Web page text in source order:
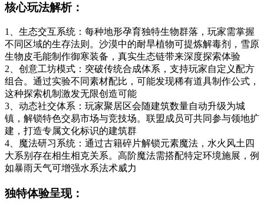
核心玩法解析：
1、生态交互系统：每种地形孕育独特生物群落，玩家需掌握
不同区域的生存法则。沙漠中的耐旱植物可提炼解毒剂，雪原
生物皮毛能制作御寒装备，真实生态链带来深度探索体验
2、创意工坊模式：突破传统合成体系，支持玩家自定义配方
组合。通过实验不同素材配比，可能发现稀有道具制作公式，
这种探索机制激发无限创造可能
3、动态社交体系：玩家聚居区会随建筑数量自动升级为城
镇，解锁特色交易市场与竞技场。联盟成员可共同参与领地扩
建，打造专属文化标识的建筑群
4、魔法研习系统：通过古籍碎片解锁元素魔法，水火风土四
大系别存在相生相克关系。高阶魔法需搭配特定环境施展，例
如暴雨天气可增强水系法术威力
独特体验呈现：